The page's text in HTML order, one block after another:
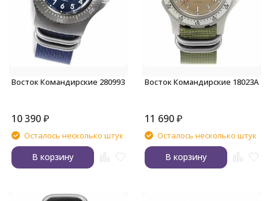
Восток Командирские 280993
10 390₽
Осталось несколько штук
В корзину
Восток Командирские 18023А
11 690₽
Осталось несколько штук
В корзину